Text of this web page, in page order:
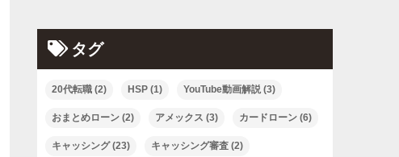
タグ
20代転職 (2) HSP (1) YouTube動画解説 (3)
おまとめローン (2) アメックス (3) カードローン (6)
キャッシング(23) キャッシング審査 (2)